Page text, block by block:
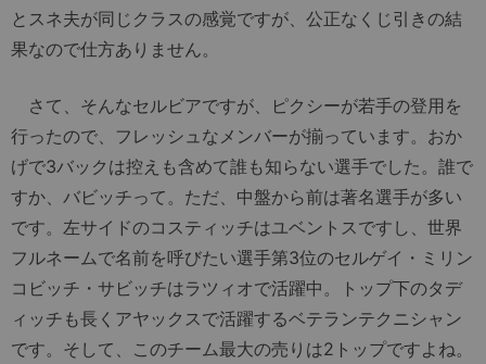
とスネ夫が同じクラスの感覚ですが、公正なくじ引きの結
果なので仕方ありません。
さて、そんなセルビアですが、ピクシーが若手の登用を
行ったので、フレッシュなメンバーが揃っています。おか
げで3バックは控えも含めて誰も知らない選手でした。誰で
すか、バビッチって。ただ、中盤から前は著名選手が多い
です。左サイドのコスティッチはユベントスですし、世界
フルネームで名前を呼びたい選手第3位のセルゲイ・ミリン
コビッチ・サビッチはラツィオで活躍中。トップ下のタデ
ィッチも長くアヤックスで活躍するベテランテクニシャン
です。そして、このチーム最大の売りは2トップですよね。